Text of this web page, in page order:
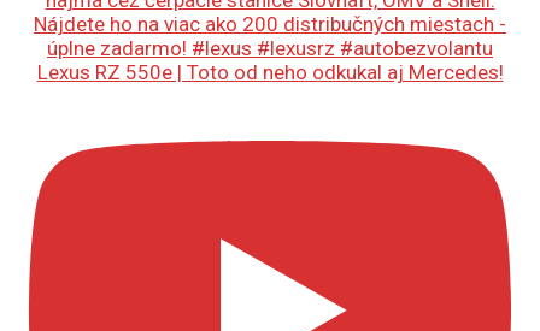
Lexus RZ 550e | Toto od neho odkukal aj Mercedes!